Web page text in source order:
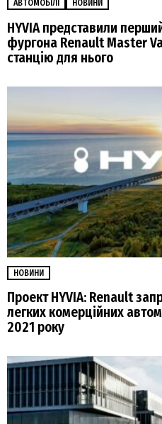
АВТОМОБІЛІ НОВИНИ
HYVIA представили
фургона Renault Master
станцію для нього
НОВИНИ
Проект HYVIA: Renault
легких комерційних
2021 року